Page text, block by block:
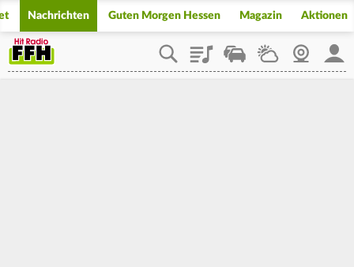
Nachrichten Guten Morgen Hessen Magazin Aktionen
PlaylistStaupilotWetterWebcam